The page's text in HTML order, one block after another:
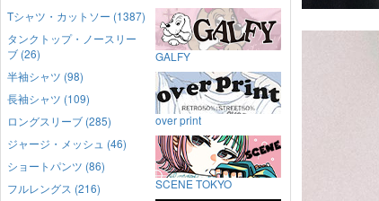
Tシャツ・カットソー (1387)
タンクトップ・ノースリー
ブ (26)
半袖シャツ (98)
長袖シャツ (109)
ロングスリーブ (285)
ジャージ・メッシュ (46)
ショートパンツ (86)
フルレングス (216)
GALFY
over print
SCENE TOKYO